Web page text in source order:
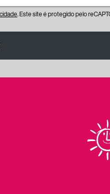
. Este site é protegido pelo